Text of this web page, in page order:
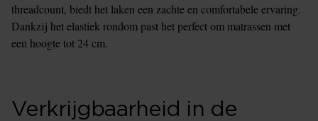
threadcount, biedt het laken een zachte en comfortabele ervaring.
Dankzij het elastiek rondom past het perfect om matrassen met
een hoogte tot 24 cm.
Verkrijgbaarheid in de